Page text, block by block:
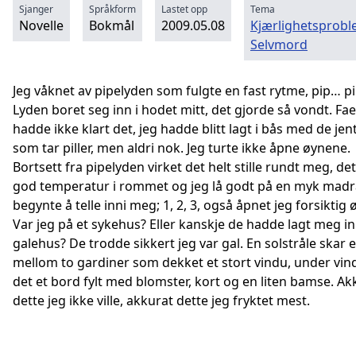
Sjanger
Novelle
Språkform
Bokmål
Lastet opp
2009.05.08
Tema
Selvmord
Jeg våknet av pipelyden som fulgte en fast rytme, pip…
Lyden boret seg inn i hodet mitt, det gjorde så vondt.
hadde ikke klart det, jeg hadde blitt lagt i bås med de
som tar piller, men aldri nok. Jeg turte ikke åpne øynene.
Bortsett fra pipelyden virket det helt stille rundt meg,
god temperatur i rommet og jeg lå godt på en myk
begynte å telle inni meg; 1, 2, 3, også åpnet jeg forsiktig
Var jeg på et sykehus? Eller kanskje de hadde lagt meg
galehus? De trodde sikkert jeg var gal. En solstråle skar
mellom to gardiner som dekket et stort vindu, under
det et bord fylt med blomster, kort og en liten bamse.
dette jeg ikke ville, akkurat dette jeg fryktet mest.